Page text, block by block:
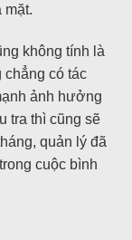
mặt.
không tính là
chẳng có tác
ảnh hưởng
tra thì cũng sẽ
quản lý đã
cuộc bình